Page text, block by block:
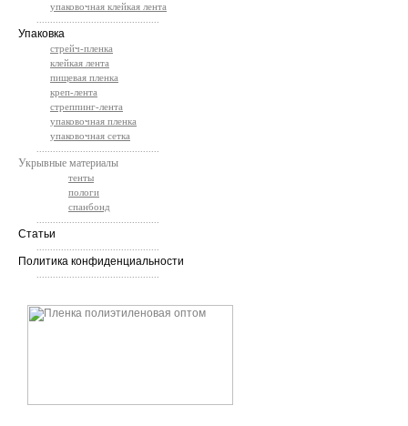
упаковочная клейкая лента
Упаковка
стрейч-пленка
клейкая лента
пищевая пленка
креп-лента
стреппинг-лента
упаковочная пленка
упаковочная сетка
Укрывные материалы
тенты
пологи
спанбонд
Статьи
Политика конфиденциальности